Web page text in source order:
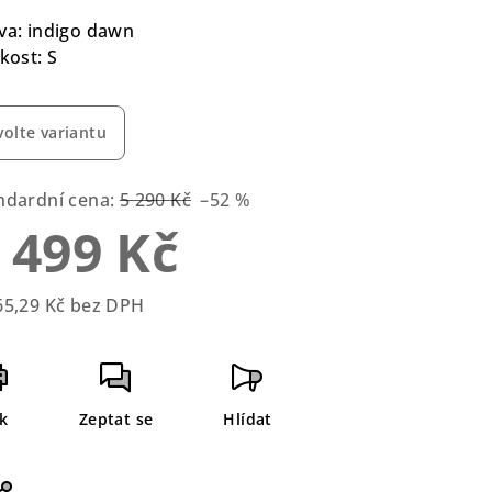
indigo dawn
S
variantu
cena: 5 290 Kč –52 %
Kč
Kč bez DPH
Zeptat se Hlídat